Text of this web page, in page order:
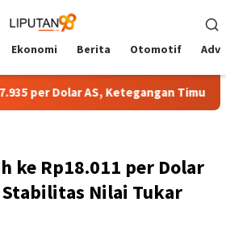
Ekonomi Berita Otomotif
Dolar AS, Ketegangan Timur Tengah
ke Rp18.011 per Dolar
Stabilitas Nilai Tukar